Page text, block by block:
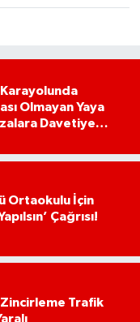
Olmayan Yaya
Davetiye
Ortaokulu İçin
Çağrısı!
Zincirleme Trafik